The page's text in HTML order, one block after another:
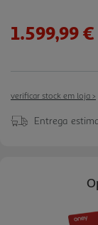
1.599,99 €
verificar stock em loja >
Entrega